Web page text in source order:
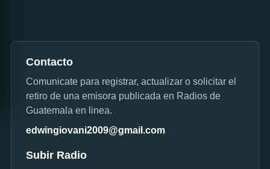
Contacto
Comunicate para registrar, actualizar o solicitar el
retiro de una emisora publicada en Radios de
Guatemala en linea.
edwingiovani2009@gmail.com
Subir Radio